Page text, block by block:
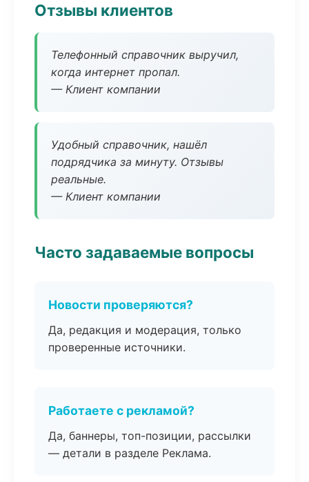
Отзывы клиентов
Телефонный справочник выручил,
когда интернет пропал.
— Клиент компании
Удобный справочник, нашёл
подрядчика за минуту. Отзывы
реальные.
— Клиент компании
Часто задаваемые вопросы
Новости проверяются?
Да, редакция и модерация, только
проверенные источники.
Работаете с рекламой?
Да, баннеры, топ-позиции, рассылки
— детали в разделе Реклама.